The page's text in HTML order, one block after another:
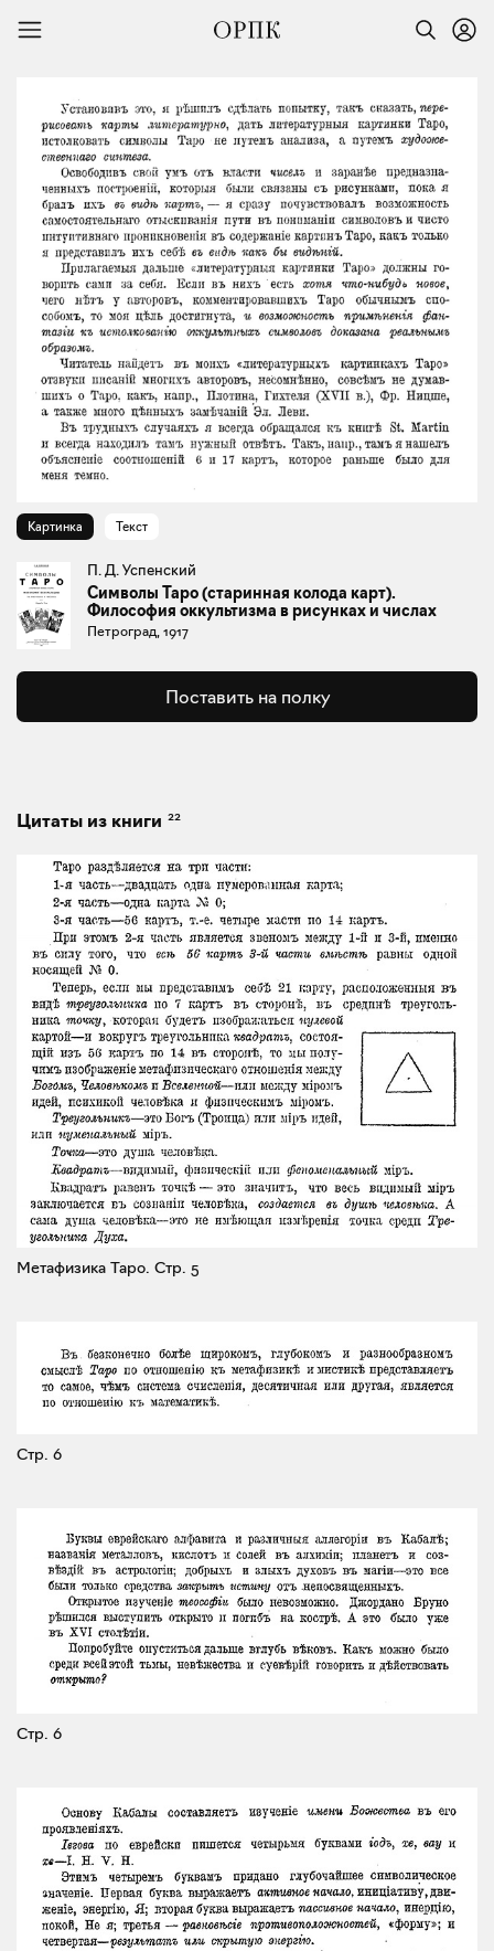
Картинка Текст
П. Д. Успенский
Символы Таро (старинная колода карт).
Философия оккультизма в рисунках и числах
Петроград, 1917
Поставить на полку
Цитаты из книги 22
Метафизика Таро. Стр. 5
Стр. 6
Стр. 6